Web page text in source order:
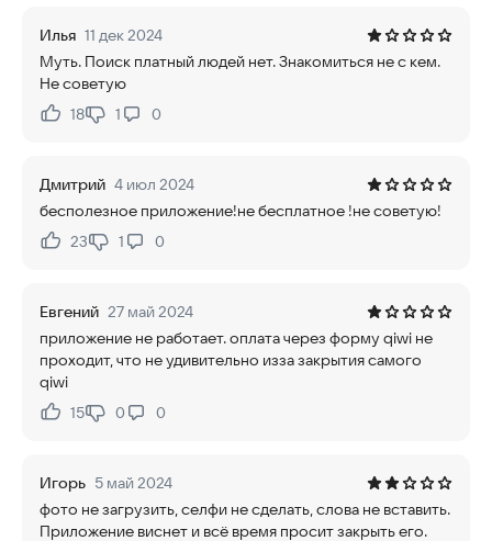
Илья 11 дек 2024
Муть. Поиск платный людей нет. Знакомиться не с кем.
Не советую
Нравится:
18Не нравится:
1 0
Дмитрий 4 июл 2024
бесполезное приложение!не бесплатное !не советую!
Нравится:
23Не нравится:
1 0
Евгений 27 май 2024
приложение не работает. оплата через форму qiwi не
проходит, что не удивительно изза закрытия самого
qiwi
Нравится:
15Не нравится:
0 0
Игорь 5 май 2024
фото не загрузить, селфи не сделать, слова не вставить.
Приложение виснет и всё время просит закрыть его.